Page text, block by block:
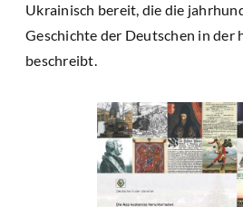
Ukrainisch bereit, die die
Geschichte der Deutschen in der
beschreibt.